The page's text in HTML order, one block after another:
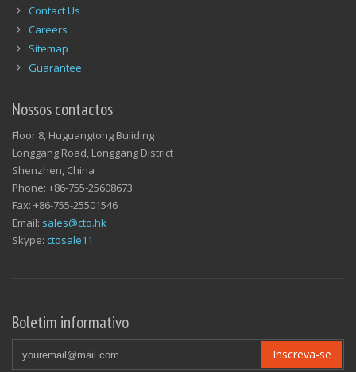
Contact Us
Careers
Sitemap
Guarantee
Nossos contactos
Floor 8, Huguangtong Buliding
Longgang Road, Longgang District
Shenzhen, China
Phone: +86-755-25608673
Fax: +86-755-25501546
Email: sales@cto.hk
Skype: ctosale11
Boletim informativo
Inscreva-se